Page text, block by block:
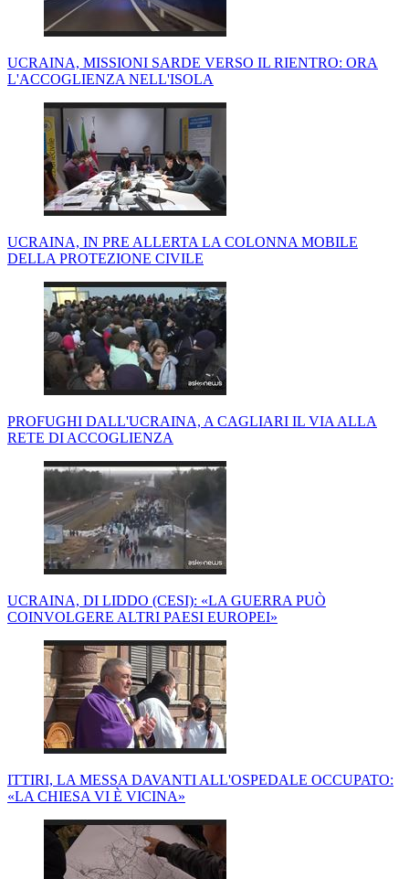
UCRAINA, MISSIONI SARDE VERSO IL RIENTRO: ORA
L'ACCOGLIENZA NELL'ISOLA
UCRAINA, IN PRE ALLERTA LA COLONNA MOBILE
DELLA PROTEZIONE CIVILE
PROFUGHI DALL'UCRAINA, A CAGLIARI IL VIA ALLA
RETE DI ACCOGLIENZA
UCRAINA, DI LIDDO (CESI): «LA GUERRA PUÒ
COINVOLGERE ALTRI PAESI EUROPEI»
ITTIRI, LA MESSA DAVANTI ALL'OSPEDALE OCCUPATO:
«LA CHIESA VI È VICINA»